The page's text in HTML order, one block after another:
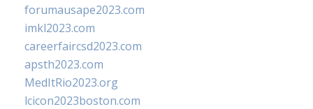
forumausape2023.com
imkl2023.com
careerfaircsd2023.com
apsth2023.com
MedItRio2023.org
lcicon2023boston.com